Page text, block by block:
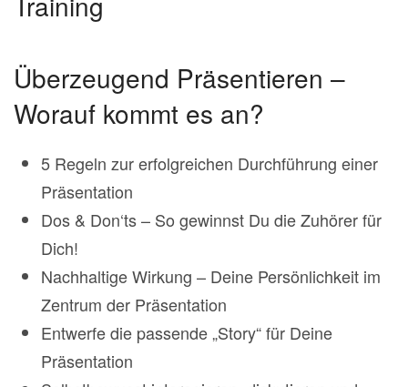
Überzeugend Präsentieren –
Worauf kommt es an?
5 Regeln zur erfolgreichen Durchführung einer
Präsentation
Dos & Don‘ts – So gewinnst Du die Zuhörer für
Dich!
Nachhaltige Wirkung – Deine Persönlichkeit im
Zentrum der Präsentation
Entwerfe die passende „Story“ für Deine
Präsentation